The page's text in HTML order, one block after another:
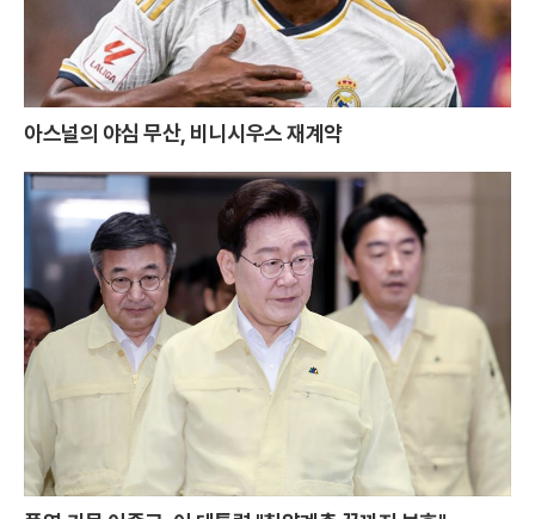
아스널의 야심 무산, 비니시우스 재계약